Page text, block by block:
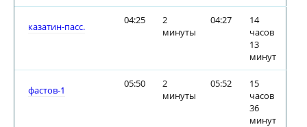
казатин-пасс.
04:25
2
минуты
04:27
14
часов
13
минут
фастов-1
05:50
2
минуты
05:52
15
часов
36
минут